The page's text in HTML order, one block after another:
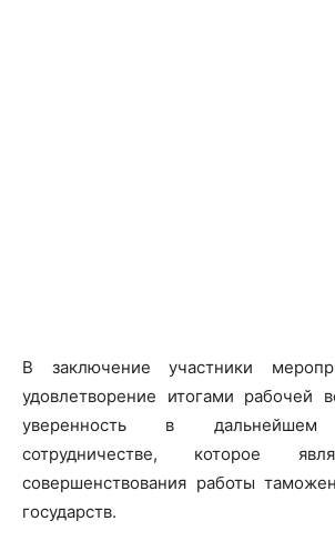
В заключение участники
удовлетворение итогами рабочей
уверенность в дальнейшем
сотрудничестве, которое
совершенствования работы
государств.